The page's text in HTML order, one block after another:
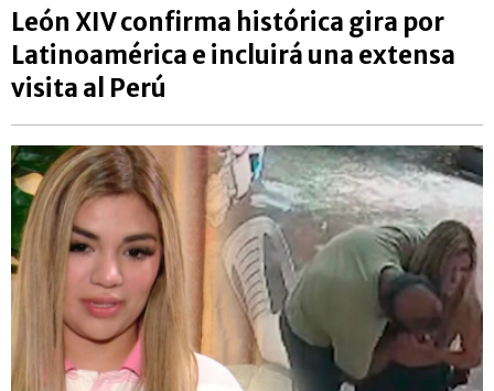
León XIV confirma histórica gira por
Latinoamérica e incluirá una extensa
visita al Perú